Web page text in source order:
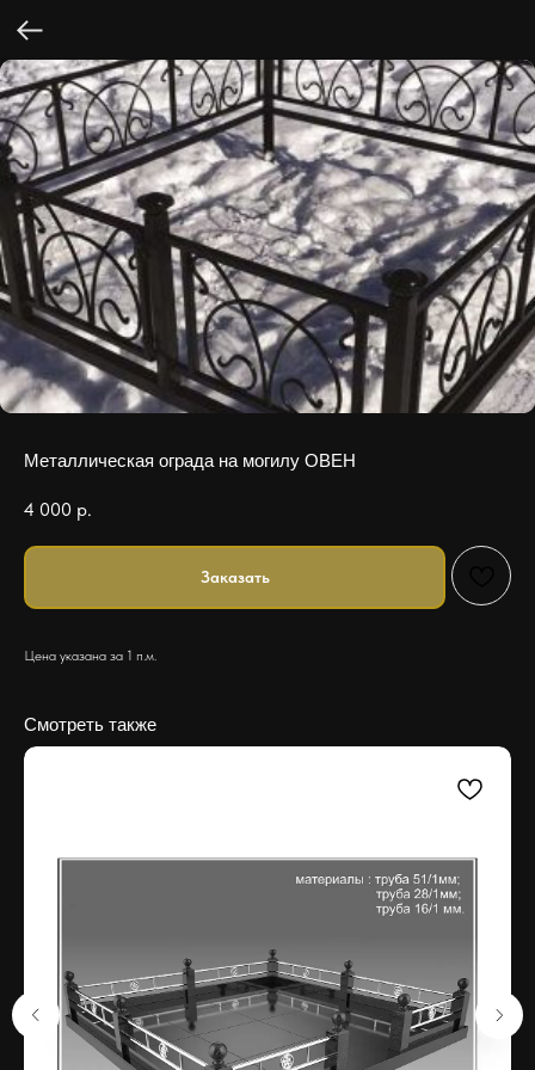
Металлическая ограда на могилу ОВЕН
4 000 р.
Заказать
Цена указана за 1 п.м.
Смотреть также